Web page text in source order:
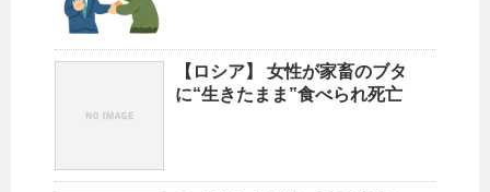
【ロシア】 女性が家畜のブタ
に“生きたまま”食べられ死亡